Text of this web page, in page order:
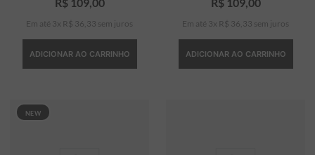
Em até 3 x R$ 36 33 sem juros
ADICIONAR AO CARRINHO
Em até 3 x R$ 36 33 sem juros
ADICIONAR AO CARRINHO
NEW